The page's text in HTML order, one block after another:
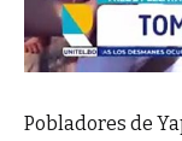
Pobladores de